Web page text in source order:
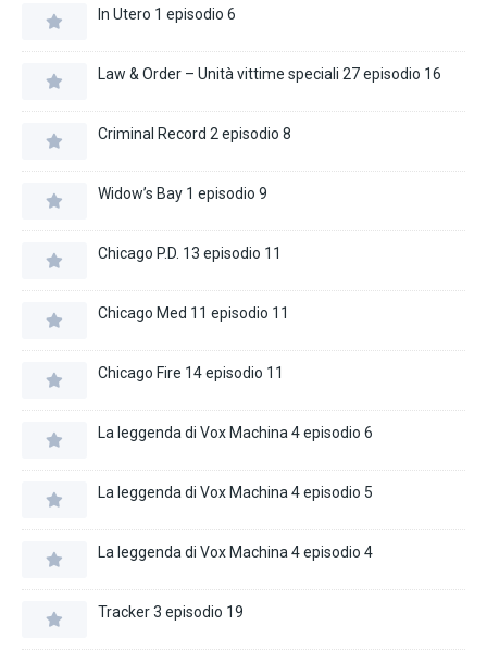
In Utero 1 episodio 6
Law & Order – Unità vittime speciali 27 episodio 16
Criminal Record 2 episodio 8
Widow’s Bay 1 episodio 9
Chicago P.D. 13 episodio 11
Chicago Med 11 episodio 11
Chicago Fire 14 episodio 11
La leggenda di Vox Machina 4 episodio 6
La leggenda di Vox Machina 4 episodio 5
La leggenda di Vox Machina 4 episodio 4
Tracker 3 episodio 19